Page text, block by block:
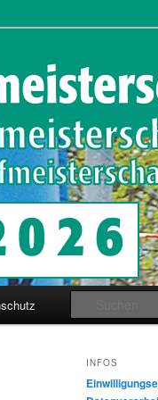
INFOS